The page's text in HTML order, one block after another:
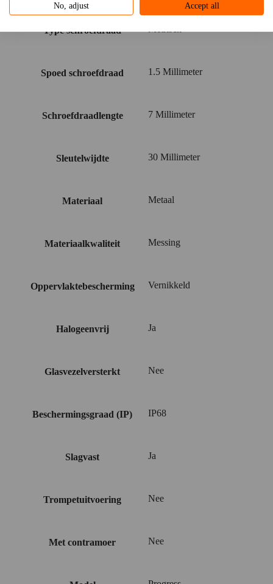
No, adjust Accept all
Type schroefdraad
Spoed schroefdraad 1.5 Millimeter
Schroefdraadlengte 7 Millimeter
Sleutelwijdte 30 Millimeter
Materiaal Metaal
Materiaalkwaliteit Messing
Oppervlaktebescherming Vernikkeld
Halogeenvrij Ja
Glasvezelversterkt Nee
Beschermingsgraad (IP) IP68
Slagvast Ja
Trompetuitvoering Nee
Met contramoer Nee